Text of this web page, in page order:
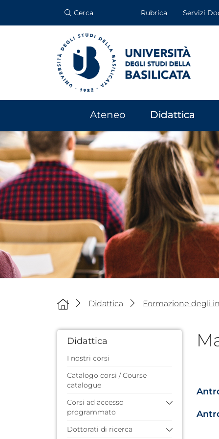
Cerca Rubrica Servizi
Ateneo Didattica
Didattica Formazione degli
Didattica
I nostri corsi
Catalogo corsi / Course
catalogue
Corsi ad accesso
programmato
Anni precedenti
Dottorati di ricerca